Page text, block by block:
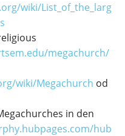
wiki/List_of_the_larg
megachurch/
wiki/Megachurch od
in den
hub